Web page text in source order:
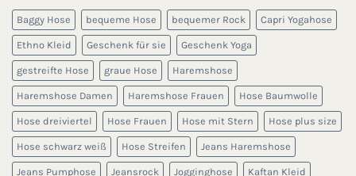
Baggy Hose bequeme Hose bequemer Rock Capri Yogahose
Ethno Kleid Geschenk für sie Geschenk Yoga
gestreifte Hose graue Hose Haremshose
Haremshose Damen Haremshose Frauen Hose Baumwolle
Hose dreiviertel Hose Frauen Hose mit Stern Hose plus size
Hose schwarz weiß Hose Streifen Jeans Haremshose
Jeans Pumphose Jeansrock Jogginghose Kaftan Kleid